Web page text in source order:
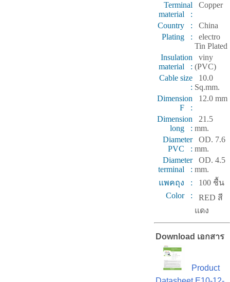
Terminal
material :
Copper
Country :
China
Plating :
electro
Tin Plated
Insulation
material :
viny
(PVC)
Cable size
:
10.0
Sq.mm.
Dimension
F :
12.0 mm
Dimension
long :
21.5
mm.
Diameter
PVC :
OD. 7.6
mm.
Diameter
terminal :
OD. 4.5
mm.
แพคถุง :
100 ชื้น
Color :
RED สี
แดง
Download เอกสาร
Product